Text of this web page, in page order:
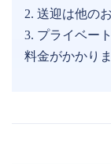
2. 送迎は他の
3. プライベー
料金がかかり